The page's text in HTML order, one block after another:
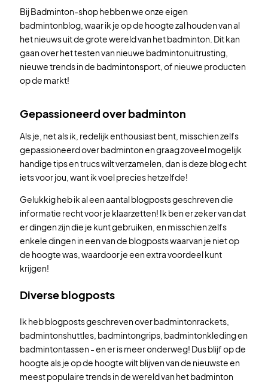
Bij Badminton-shop hebben we onze eigen
badmintonblog, waar ik je op de hoogte zal houden van al
het nieuws uit de grote wereld van het badminton. Dit kan
gaan over het testen van nieuwe badmintonuitrusting,
nieuwe trends in de badmintonsport, of nieuwe producten
op de markt!
Gepassioneerd over badminton
Als je, net als ik, redelijk enthousiast bent, misschien zelfs
gepassioneerd over badminton en graag zoveel mogelijk
handige tips en trucs wilt verzamelen, dan is deze blog echt
iets voor jou, want ik voel precies hetzelfde!
Gelukkig heb ik al een aantal blogposts geschreven die
informatie recht voor je klaarzetten! Ik ben er zeker van dat
er dingen zijn die je kunt gebruiken, en misschien zelfs
enkele dingen in een van de blogposts waarvan je niet op
de hoogte was, waardoor je een extra voordeel kunt
krijgen!
Diverse blogposts
Ik heb blogposts geschreven over badmintonrackets,
badmintonshuttles, badmintongrips, badmintonkleding en
badmintontassen - en er is meer onderweg! Dus blijf op de
hoogte als je op de hoogte wilt blijven van de nieuwste en
meest populaire trends in de wereld van het badminton